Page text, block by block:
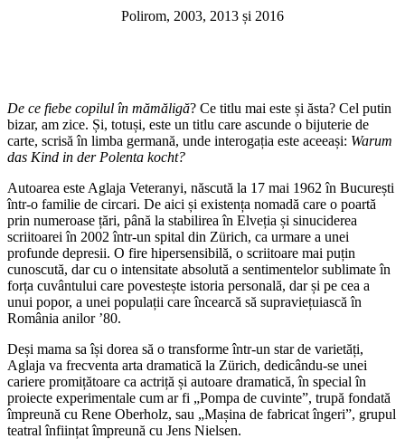
Polirom, 2003, 2013 și 2016
De ce fiebe copilul în mămăligă? Ce titlu mai este și ăsta? Cel putin
bizar, am zice. Și, totuși, este un titlu care ascunde o bijuterie de
carte, scrisă în limba germană, unde interogația este aceeași: Warum
das Kind in der Polenta kocht?
Autoarea este Aglaja Veteranyi, născută la 17 mai 1962 în București
într-o familie de circari. De aici și existența nomadă care o poartă
prin numeroase țări, până la stabilirea în Elveția și sinuciderea
scriitoarei în 2002 într-un spital din Zürich, ca urmare a unei
profunde depresii. O fire hipersensibilă, o scriitoare mai puțin
cunoscută, dar cu o intensitate absolută a sentimentelor sublimate în
forța cuvântului care povestește istoria personală, dar și pe cea a
unui popor, a unei populații care încearcă să supraviețuiască în
România anilor ’80.
Deși mama sa își dorea să o transforme într-un star de varietăți,
Aglaja va frecventa arta dramatică la Zürich, dedicându-se unei
cariere promițătoare ca actriță și autoare dramatică, în special în
proiecte experimentale cum ar fi „Pompa de cuvinte”, trupă fondată
împreună cu Rene Oberholz, sau „Mașina de fabricat îngeri”, grupul
teatral înființat împreună cu Jens Nielsen.